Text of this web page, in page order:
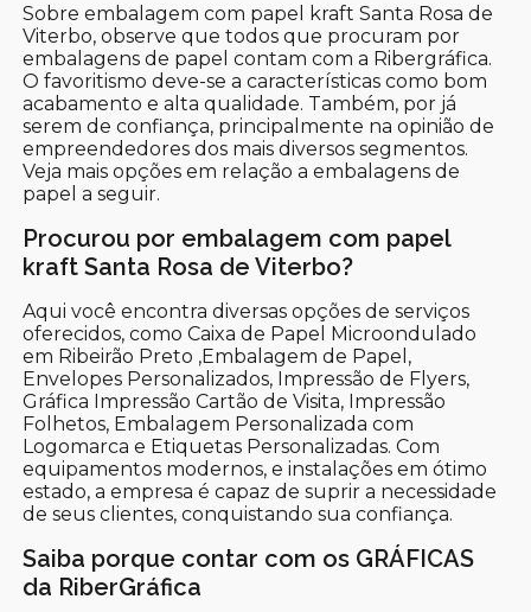
Sobre embalagem com papel kraft Santa Rosa de
Viterbo, observe que todos que procuram por
embalagens de papel contam com a Ribergráfica.
O favoritismo deve-se a características como bom
acabamento e alta qualidade. Também, por já
serem de confiança, principalmente na opinião de
empreendedores dos mais diversos segmentos.
Veja mais opções em relação a embalagens de
papel a seguir.
Procurou por embalagem com papel
kraft Santa Rosa de Viterbo?
Aqui você encontra diversas opções de serviços
oferecidos, como Caixa de Papel Microondulado
em Ribeirão Preto ,Embalagem de Papel,
Envelopes Personalizados, Impressão de Flyers,
Gráfica Impressão Cartão de Visita, Impressão
Folhetos, Embalagem Personalizada com
Logomarca e Etiquetas Personalizadas. Com
equipamentos modernos, e instalações em ótimo
estado, a empresa é capaz de suprir a necessidade
de seus clientes, conquistando sua confiança.
Saiba porque contar com os GRÁFICAS
da RiberGráfica